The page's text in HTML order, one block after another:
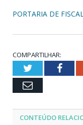
PORTARIA DE
COMPARTILHAR:
Twitter
Email
CONTEÚDO